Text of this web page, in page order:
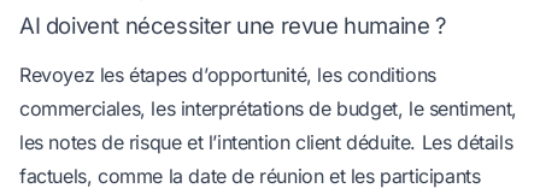
AI doivent nécessiter une revue humaine ?
Revoyez les étapes d’opportunité, les conditions
commerciales, les interprétations de budget, le sentiment,
les notes de risque et l’intention client déduite. Les détails
factuels, comme la date de réunion et les participants